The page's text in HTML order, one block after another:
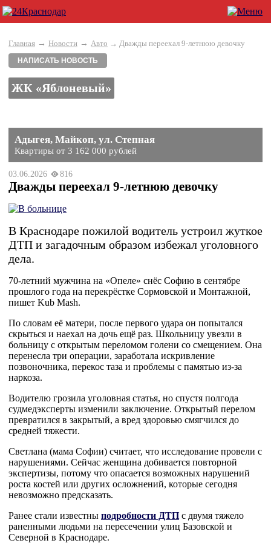
Главная → Новости → Авто → Дважды переехал 9-летнюю девочку
НАПИСАТЬ НОВОСТЬ
ЖК «Яблоневый»
Адыгея, Майкоп, ул. Степная
Квартиры от 3 162 000 рублей
03.06.2026 816
Дважды переехал 9-летнюю девочку
В Краснодаре пожилой водитель устроил жуткое
ДТП и загадочным образом избежал уголовного
дела.
70-летний мужчина на «Опеле» снёс Софию в сентябре
прошлого года на перекрёстке Сормовской и Монтажной,
пишет Kub Mash.
По словам её матери, после первого удара он попытался
скрыться и наехал на дочь ещё раз. Школьницу увезли в
больницу с открытым переломом голени со смещением. Она
перенесла три операции, заработала искривление
позвоночника, перекос таза и проблемы с памятью из-за
наркоза.
Водителю грозила уголовная статья, но спустя полгода
судмедэксперты изменили заключение. Открытый перелом
превратился в закрытый, а вред здоровью смягчился до
средней тяжести.
Светлана (мама Софии) считает, что исследование провели с
нарушениями. Сейчас женщина добивается повторной
экспертизы, потому что опасается возможных нарушений
роста костей или других осложнений, которые сегодня
невозможно предсказать.
Ранее стали известны подробности ДТП с двумя тяжело
раненными людьми на пересечении улиц Базовской и
Северной в Краснодаре.